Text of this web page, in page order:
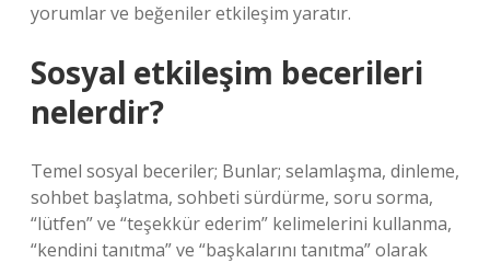
yorumlar ve beğeniler etkileşim yaratır.
Sosyal etkileşim becerileri
nelerdir?
Temel sosyal beceriler; Bunlar; selamlaşma, dinleme,
sohbet başlatma, sohbeti sürdürme, soru sorma,
“lütfen” ve “teşekkür ederim” kelimelerini kullanma,
“kendini tanıtma” ve “başkalarını tanıtma” olarak